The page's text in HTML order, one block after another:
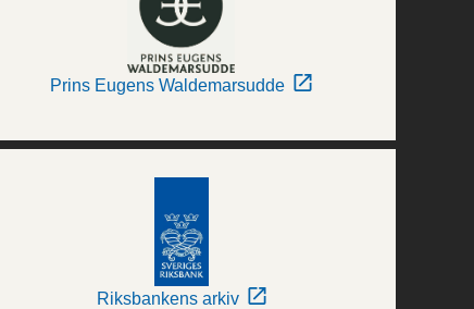
Prins Eugens Waldemarsudde
Riksbankens arkiv